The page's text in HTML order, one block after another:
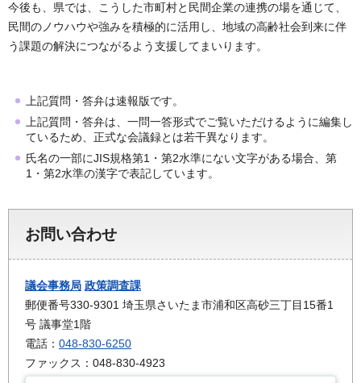
今後も、県では、こうした市町村と民間企業の連携の場を通じて、
民間のノウハウや強みを積極的に活用し、地域の高齢社会到来に伴
う課題の解決につながるよう支援してまいります。
上記質問・答弁は速報版です。
上記質問・答弁は、一問一答形式でご覧いただけるように編集し
ているため、正式な会議録とは若干異なります。
氏名の一部にJIS規格第1・第2水準にない文字がある場合、第
1・第2水準の漢字で表記しています。
お問い合わせ
議会事務局 政策調査課
郵便番号330-9301 埼玉県さいたま市浦和区高砂三丁目15番1
号 議事堂1階
電話： 048-830-6250
ファックス：048-830-4923